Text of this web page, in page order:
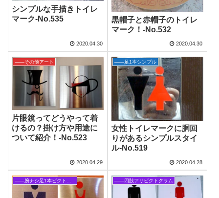
シンプルな手描きトイレ
マーク‐No.535
2020.04.30
黒帽子と赤帽子のトイレ
マーク！‐No.532
2020.04.30
――その他アート
片眼鏡ってどうやって着
けるの？掛け方や用途に
ついて紹介！‐No.523
2020.04.29
――足1本シンプル
女性トイレマークに胴回
りがあるシンプルスタイ
ル‐No.519
2020.04.28
――腕ナシ足1本ピクトグラム ――四肢アリピクトグラム